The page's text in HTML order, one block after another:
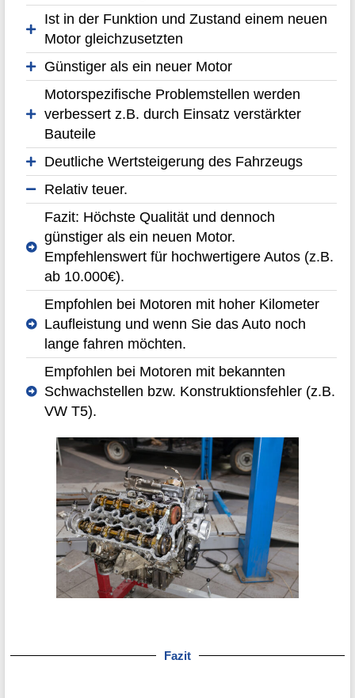
Ist in der Funktion und Zustand einem neuen
Motor gleichzusetzten
Günstiger als ein neuer Motor
Motorspezifische Problemstellen werden
verbessert z.B. durch Einsatz verstärkter
Bauteile
Deutliche Wertsteigerung des Fahrzeugs
Relativ teuer.
Fazit: Höchste Qualität und dennoch
günstiger als ein neuen Motor.
Empfehlenswert für hochwertigere Autos (z.B.
ab 10.000€).
Empfohlen bei Motoren mit hoher Kilometer
Laufleistung und wenn Sie das Auto noch
lange fahren möchten.
Empfohlen bei Motoren mit bekannten
Schwachstellen bzw. Konstruktionsfehler (z.B.
VW T5).
Fazit